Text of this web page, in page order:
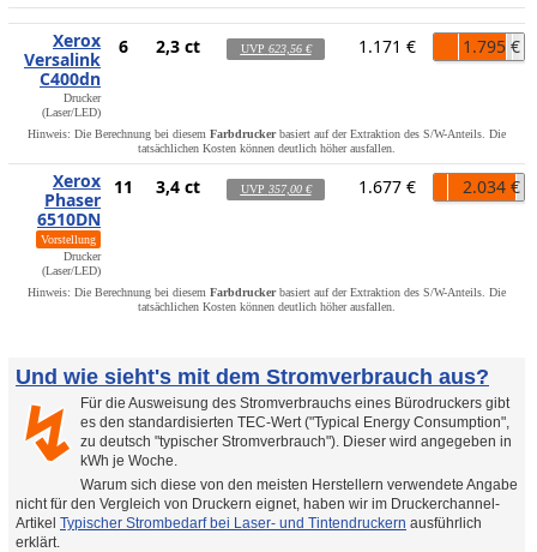
Xerox
Versalink
C400dn
Drucker
(Laser/LED)
6 2,3 ct UVP 623,56 € 1.171 € 1.795 €
Hinweis: Die Berechnung bei diesem Farbdruckerbasiert auf der Extraktion des S/W-Anteils. Die
tatsächlichen Kosten können deutlich höher ausfallen.
Xerox
Phaser
6510DN
Vorstellung
Drucker
(Laser/LED)
11 3,4 ct UVP 357,00 € 1.677 € 2.034 €
Hinweis: Die Berechnung bei diesem Farbdruckerbasiert auf der Extraktion des S/W-Anteils. Die
tatsächlichen Kosten können deutlich höher ausfallen.
Und wie sieht's mit dem Stromverbrauch aus?
↯
Für die Ausweisung des Stromverbrauchs eines Bürodruckers gibt
es den standardisierten TEC-Wert ("Typical Energy Consumption",
zu deutsch "typischer Stromverbrauch"). Dieser wird angegeben in
kWh je Woche.
Warum sich diese von den meisten Herstellern verwendete Angabe
nicht für den Vergleich von Druckern eignet, haben wir im Druckerchannel-
Artikel Typischer Strombedarf bei Laser- und Tintendruckern ausführlich
erklärt.